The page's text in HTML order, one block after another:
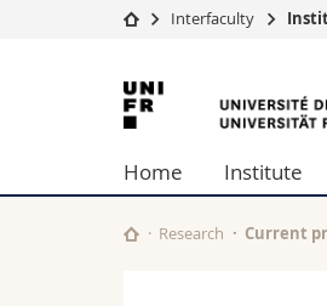
University
Studies
Research
University
Continuing
Interfaculty
University
of
Fribourg
Home Institute
Research Current